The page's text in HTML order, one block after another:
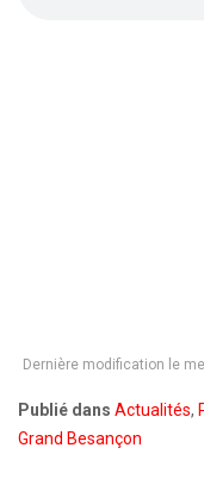
Dernière modification le
Publié dans Actualités,
Grand Besançon